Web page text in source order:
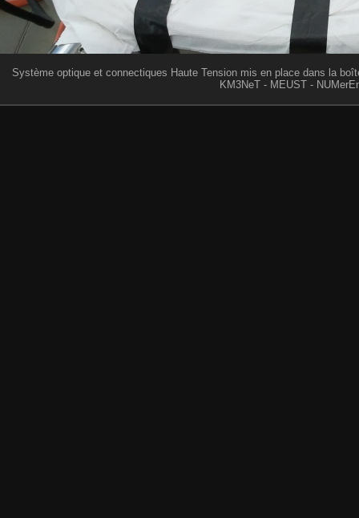
Système optique et connectiques Haute Tension mis en place dans la
KM3NeT - MEUST -